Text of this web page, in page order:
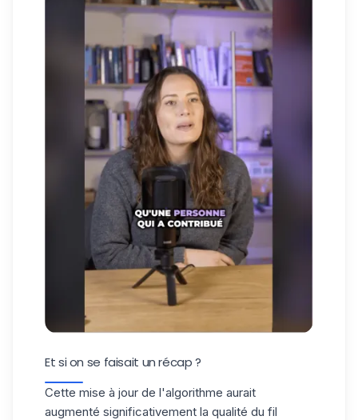
Et si on se faisait un récap ?
Cette mise à jour de l'algorithme aurait
augmenté significativement la qualité du fil